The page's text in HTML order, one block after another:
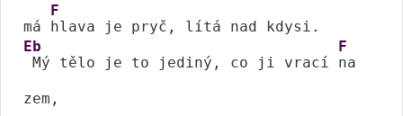
má
F
Eb
Mý tělo je to jediný, co ji vrací
F
na
zem,